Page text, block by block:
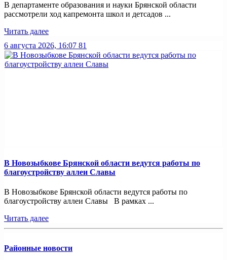
В департаменте образования и науки Брянской области
рассмотрели ход капремонта школ и детсадов ...
Читать далее
6 августа 2026, 16:07 81
В Новозыбкове Брянской области ведутся работы по
благоустройству аллеи Славы
В Новозыбкове Брянской области ведутся работы по
благоустройству аллеи Славы В рамках ...
Читать далее
Районные новости